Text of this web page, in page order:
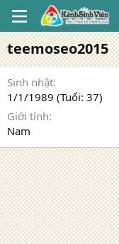
teemoseo2015
Sinh nhật
1/1/1989 (Tuổi: 37)
Giới tính
Nam